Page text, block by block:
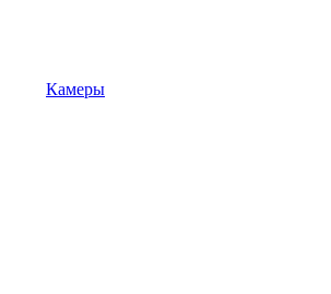
Камеры